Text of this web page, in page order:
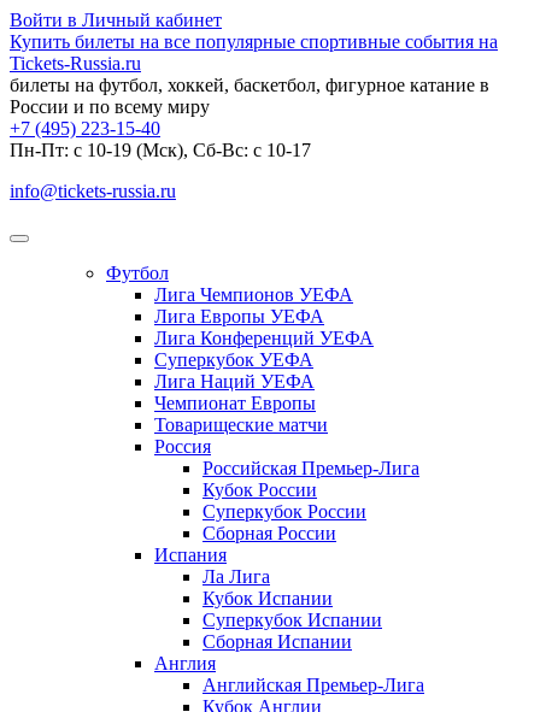
Войти в Личный кабинет
Купить билеты на все популярные спортивные события на
Tickets-Russia.ru
билеты на футбол, хоккей, баскетбол, фигурное катание в
России и по всему миру
+7 (495) 223-15-40
Пн-Пт: c 10-19 (Мск), Сб-Вс: с 10-17
info@tickets-russia.ru
Футбол
Лига Чемпионов УЕФА
Лига Европы УЕФА
Лига Конференций УЕФА
Суперкубок УЕФА
Лига Наций УЕФА
Чемпионат Европы
Товарищеские матчи
Россия
Российская Премьер-Лига
Кубок России
Суперкубок России
Сборная России
Испания
Ла Лига
Кубок Испании
Суперкубок Испании
Сборная Испании
Англия
Английская Премьер-Лига
Кубок Англии